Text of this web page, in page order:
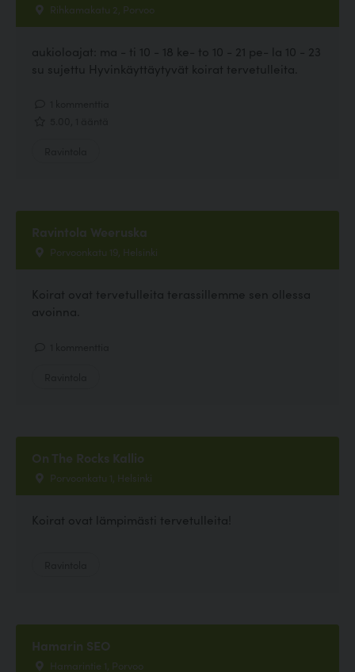
Rihkamakatu 2, Porvoo
aukioloajat: ma - ti 10 - 18 ke- to 10 - 21 pe- la 10 - 23
su sujettu Hyvinkäyttäytyvät koirat tervetulleita.
Ravintola Weeruska
Porvoonkatu 19, Helsinki
Koirat ovat tervetulleita terassillemme sen ollessa
avoinna.
On The Rocks Kallio
Porvoonkatu 1, Helsinki
Koirat ovat lämpimästi tervetulleita!
Hamarin SEO
Hamarintie 1, Porvoo